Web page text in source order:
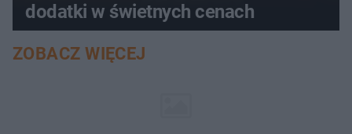
dodatki w świetnych cenach
ZOBACZ WIĘCEJ